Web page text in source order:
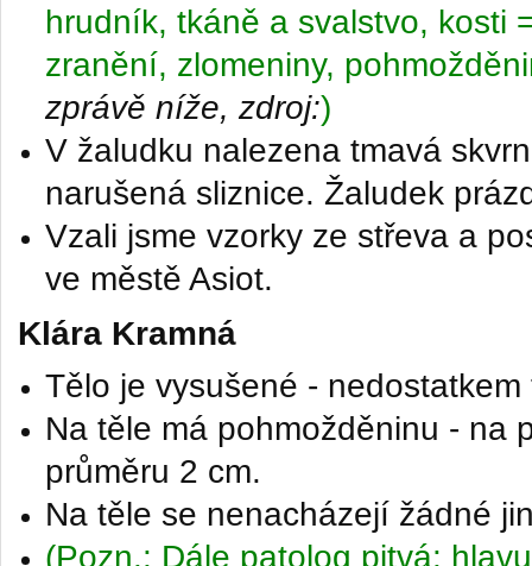
hrudník, tkáně a svalstvo, kosti
zranění, zlomeniny,
zprávě níže, zdroj:)
V žaludku nalezena tmavá
narušená sliznice. Žaludek
Vzali jsme vzorky ze střeva a
ve městě Asiot.
Klára Kramná
Tělo je vysušené - nedostatkem
Na těle má pohmožděninu - na
průměru 2 cm.
Na těle se nenacházejí žádné
(Pozn.: Dále patolog pitvá: